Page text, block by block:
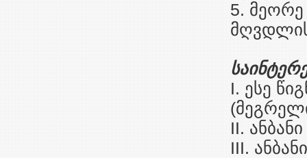
5. მეორე
მღვდლის
I. ესე
II.
III.